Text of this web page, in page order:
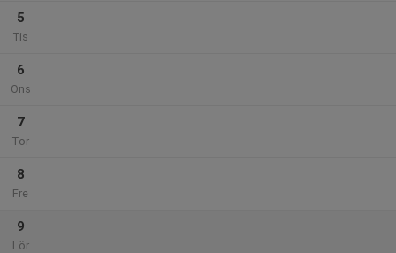
5
Tis
6
Ons
7
Tor
8
Fre
9
Lör